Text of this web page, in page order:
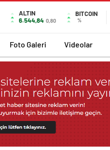
ALTIN
6.544,84 0,80
BITCOIN
%
Foto Galeri Videolar